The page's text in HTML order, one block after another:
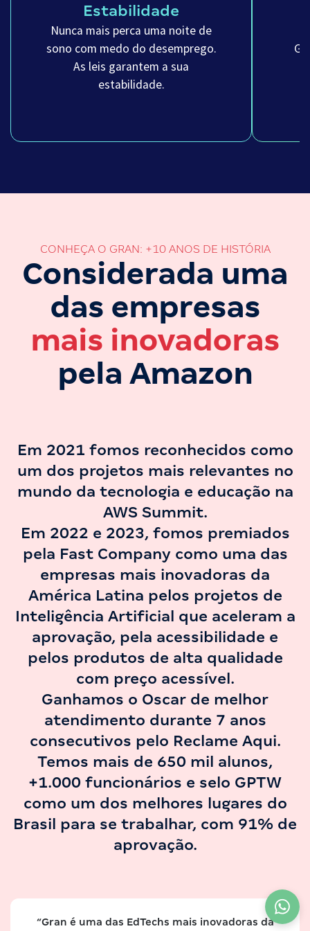
A partir de
Estabilidade
Nunca mais perca uma noite de
sono com medo do desemprego.
As leis garantem a sua
estabilidade.
CONHEÇA O GRAN: +10 ANOS DE HISTÓRIA
Considerada uma
das empresas
mais inovadoras
pela Amazon
Em 2021 fomos reconhecidos como
um dos projetos mais relevantes no
mundo da tecnologia e educação na
AWS Summit.
Em 2022 e 2023, fomos premiados
pela Fast Company como uma das
empresas mais inovadoras da
América Latina pelos projetos de
Inteligência Artificial que aceleram a
aprovação, pela acessibilidade e
pelos produtos de alta qualidade
com preço acessível.
Ganhamos o Oscar de melhor
atendimento durante 7 anos
consecutivos pelo Reclame Aqui.
Temos mais de 650 mil alunos,
+1.000 funcionários e selo GPTW
como um dos melhores lugares do
Brasil para se trabalhar, com 91% de
aprovação.
“Gran é uma das EdTechs mais inovadoras da